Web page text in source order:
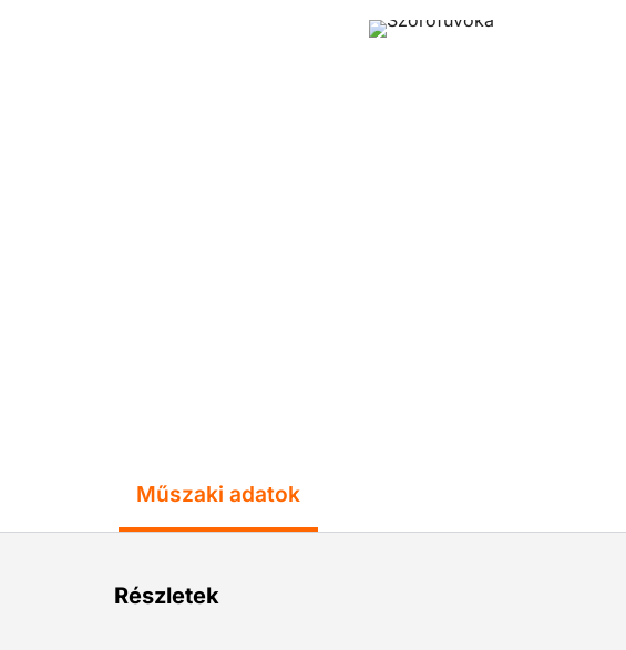
Műszaki adatok
Részletek